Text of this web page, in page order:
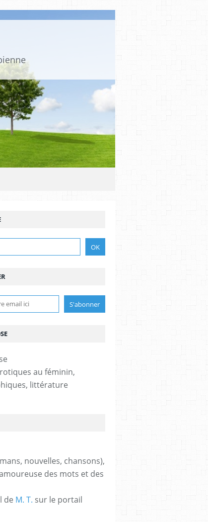
au féminin,
littérature
nouvelles, chansons),
des mots et des
de M. T. sur le portail